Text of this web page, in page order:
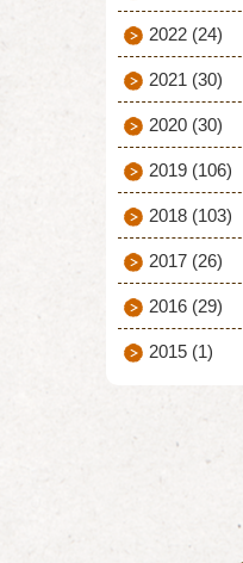
2022 (24)
2021 (30)
2020 (30)
2019 (106)
2018 (103)
2017 (26)
2016 (29)
2015 (1)